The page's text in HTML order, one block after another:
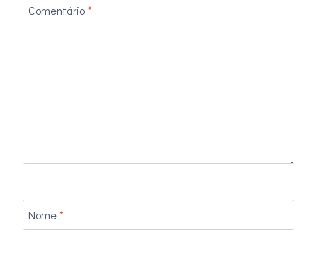
Comentário*
Nome*